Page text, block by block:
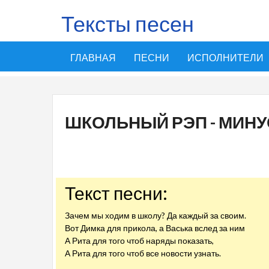
Тексты песен
ГЛАВНАЯ ПЕСНИ ИСПОЛНИТЕЛИ
ШКОЛЬНЫЙ РЭП -
Текст песни:
Зачем мы ходим в школу? Да каждый за своим.
Вот Димка для прикола, а Васька вслед за ним
А Рита для того чтоб наряды показать,
А Рита для того чтоб все новости узнать.